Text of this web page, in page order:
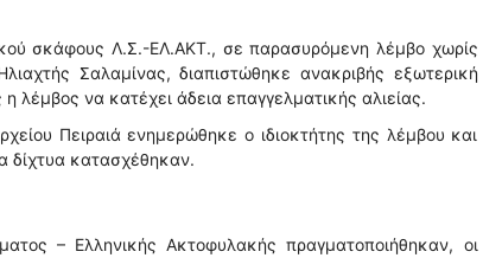
σκάφους Λ.Σ.-ΕΛ.ΑΚΤ., σε παρασυρόμενη λέμβο χωρίς
Σαλαμίνας, διαπιστώθηκε ανακριβής εξωτερική
να κατέχει άδεια επαγγελματικής αλιείας.
Πειραιά ενημερώθηκε ο ιδιοκτήτης της λέμβου και
δίχτυα κατασχέθηκαν.
– Ελληνικής Ακτοφυλακής πραγματοποιήθηκαν, οι